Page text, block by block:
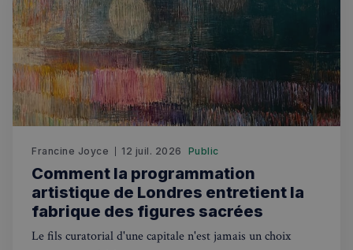
Visites guidées
Événements à venir
Francine Joyce 12 juil. 2026 Public
Comment la programmation
artistique de Londres entretient la
fabrique des figures sacrées
Le fils curatorial d'une capitale n'est jamais un choix